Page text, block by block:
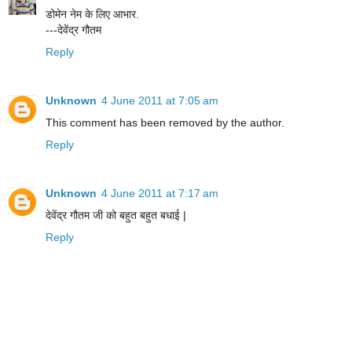
डोमेन नेम के लिए आभार.
---देवेंद्र गौतम
Reply
Unknown 4 June 2011 at 7:05 am
This comment has been removed by the author.
Reply
Unknown 4 June 2011 at 7:17 am
देवेंद्र गौतम जी को बहुत बहुत बधाई |
Reply